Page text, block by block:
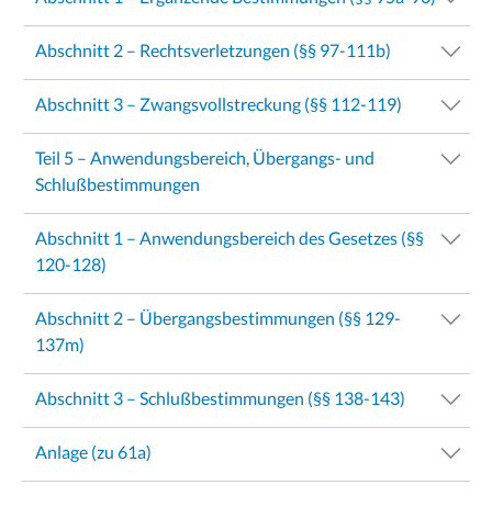
Abschnitt 2 – Rechtsverletzungen (§§ 97-111b)
Abschnitt 3 – Zwangsvollstreckung (§§ 112-119)
Teil 5 – Anwendungsbereich, Übergangs- und
Schlußbestimmungen
Abschnitt 1 – Anwendungsbereich des Gesetzes (§§
120-128)
Abschnitt 2 – Übergangsbestimmungen (§§ 129-
137m)
Abschnitt 3 – Schlußbestimmungen (§§ 138-143)
Anlage (zu 61a)